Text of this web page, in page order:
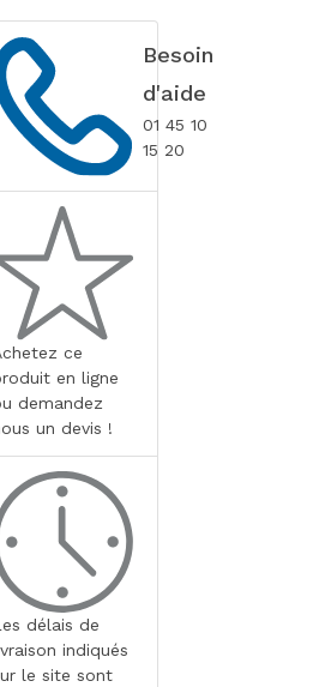
Besoin
d'aide
01 45 10
15 20
ce
en ligne
demandez
un devis !
délais de
indiqués
le site sont